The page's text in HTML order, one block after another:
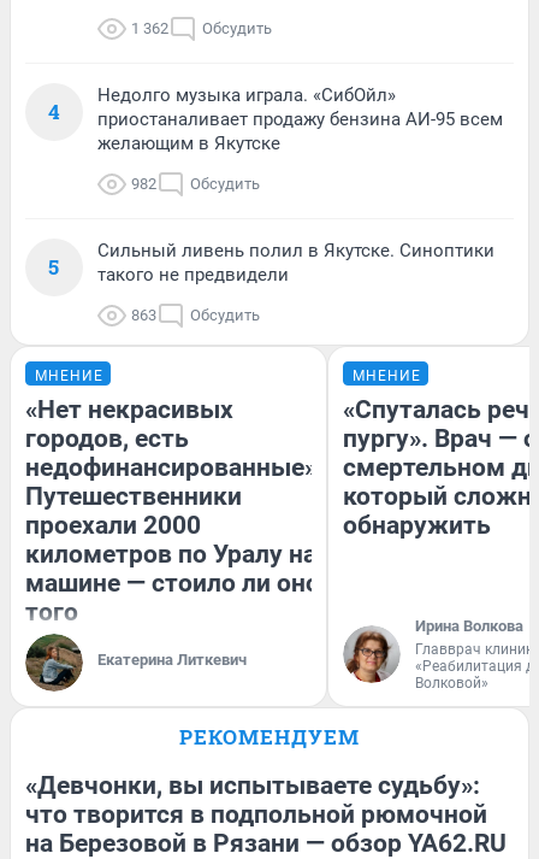
1 362 Обсудить
4
Недолго музыка играла. «СибОйл»
приостаналивает продажу бензина АИ-95 всем
желающим в Якутске
982 Обсудить
5
Сильный ливень полил в Якутске. Синоптики
такого не предвидели
863 Обсудить
МНЕНИЕ
«Нет некрасивых
городов, есть
недофинансированные».
Путешественники
проехали 2000
километров по Уралу на
машине — стоило ли оно
того
Екатерина Литкевич
МНЕНИЕ
«Спуталась
пургу». Врач — о
смертельном
который
обнаружить
Ирина Волкова
Главврач
«Реабилитация
Волковой»
РЕКОМЕНДУЕМ
«Девчонки, вы испытываете судьбу»:
что творится в подпольной рюмочной
на Березовой в Рязани — обзор YA62.RU